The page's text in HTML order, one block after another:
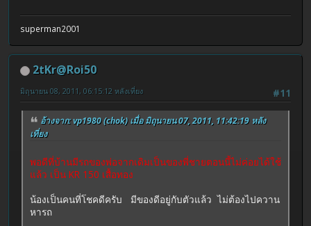
superman2001
2tKr@Roi50
#11
มิถุนายน 08, 2011, 06:15:12 หลังเที่ยง
อ้างจาก: vp1980 (chok) เมื่อ มิถุนายน 07, 2011, 11:42:19 หลัง
เที่ยง
พอดีที่บ้านมีรถของพ่อจากเดิมเป็นของพี่ชายตอนนี้ไม่ค่อยได้ใช้
แล้ว เป็น KR 150 เสื้อทอง
น้องเป็นคนที่โชคดีครับ มีของดีอยู่กับตัวแล้ว ไม่ต้องไปควาน
หารถ